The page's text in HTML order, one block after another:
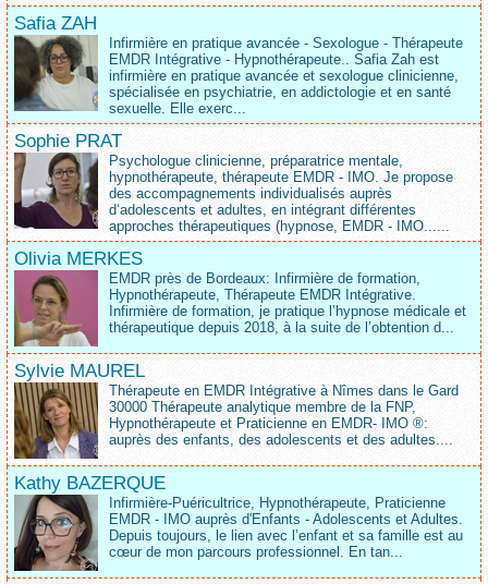
Safia ZAH
Infirmière en pratique avancée - Sexologue - Thérapeute
EMDR Intégrative - Hypnothérapeute.. Safia Zah est
infirmière en pratique avancée et sexologue clinicienne,
spécialisée en psychiatrie, en addictologie et en santé
sexuelle. Elle exerc...
Sophie PRAT
Psychologue clinicienne, préparatrice mentale,
hypnothérapeute, thérapeute EMDR - IMO. Je propose
des accompagnements individualisés auprès
d‘adolescents et adultes, en intégrant différentes
approches thérapeutiques (hypnose, EMDR - IMO......
Olivia MERKES
EMDR près de Bordeaux: Infirmière de formation,
Hypnothérapeute, Thérapeute EMDR Intégrative.
Infirmière de formation, je pratique l’hypnose médicale et
thérapeutique depuis 2018, à la suite de l’obtention d...
Sylvie MAUREL
Thérapeute en EMDR Intégrative à Nîmes dans le Gard
30000 Thérapeute analytique membre de la FNP,
Hypnothérapeute et Praticienne en EMDR- IMO ®:
auprès des enfants, des adolescents et des adultes....
Kathy BAZERQUE
Infirmière-Puéricultrice, Hypnothérapeute, Praticienne
EMDR - IMO auprès d'Enfants - Adolescents et Adultes.
Depuis toujours, le lien avec l’enfant et sa famille est au
cœur de mon parcours professionnel. En tan...